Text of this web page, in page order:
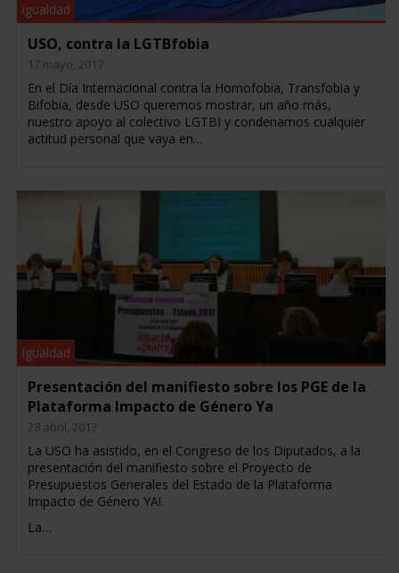
Igualdad
USO, contra la LGTBfobia
17 mayo, 2017
En el Día Internacional contra la Homofobia, Transfobia y
Bifobia, desde USO queremos mostrar, un año más,
nuestro apoyo al colectivo LGTBI y condenamos cualquier
actitud personal que vaya en…
Igualdad
Presentación del manifiesto sobre los PGE de la
Plataforma Impacto de Género Ya
28 abril, 2017
La USO ha asistido, en el Congreso de los Diputados, a la
presentación del manifiesto sobre el Proyecto de
Presupuestos Generales del Estado de la Plataforma
Impacto de Género YA!.
La…